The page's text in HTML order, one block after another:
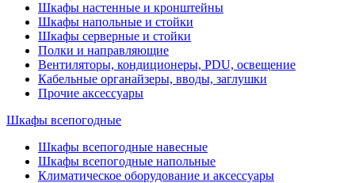
Шкафы настенные и кронштейны
Шкафы напольные и стойки
Шкафы серверные и стойки
Полки и направляющие
Вентиляторы, кондиционеры, PDU, освещение
Кабельные органайзеры, вводы, заглушки
Прочие аксеcсуары
Шкафы всепогодные
Шкафы всепогодные навесные
Шкафы всепогодные напольные
Климатическое оборудование и аксессуары